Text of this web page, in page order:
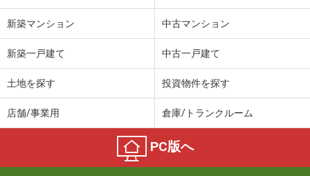
新築マンション 中古マンション
新築一戸建て 中古一戸建て
土地を探す 投資物件を探す
店舗/事業用 倉庫/トランクルーム
PC版へ